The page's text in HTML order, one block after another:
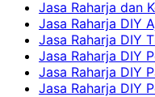
Jasa Raharja dan
Jasa Raharja DIY
Jasa Raharja DIY
Jasa Raharja DIY
Jasa Raharja DIY
Jasa Raharja DIY